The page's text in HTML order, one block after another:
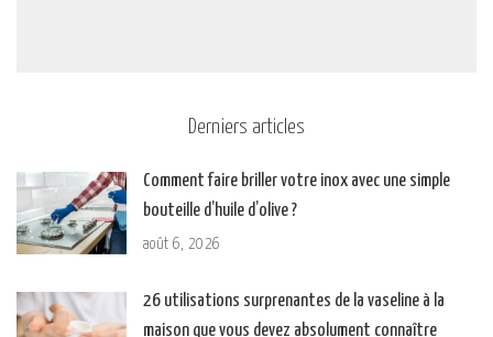
Derniers articles
Comment faire briller votre inox avec une simple
bouteille d’huile d’olive ?
août 6, 2026
26 utilisations surprenantes de la vaseline à la
maison que vous devez absolument connaître